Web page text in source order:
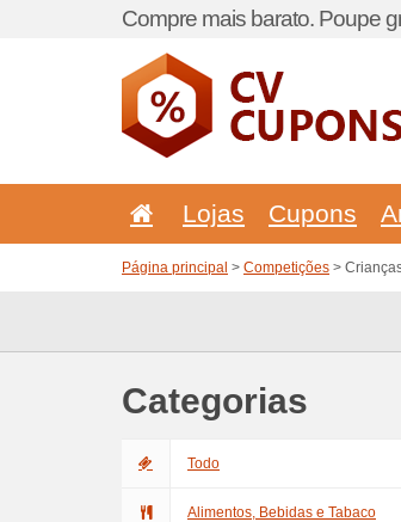
Compre mais barato. Poupe
Lojas Cupons
Página principal > Competições >
Categorias
Todo
Alimentos, Bebidas e Tabaco